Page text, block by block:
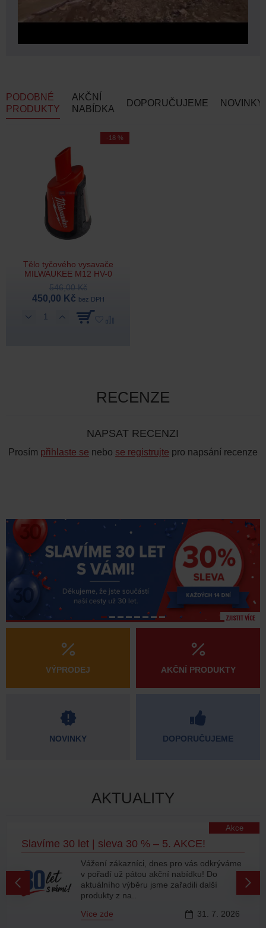
PODOBNÉ
PRODUKTY
AKČNÍ
NABÍDKA
DOPORUČUJEME NOVINKY
-18 %
Tělo tyčového vysavače
MILWAUKEE M12 HV-0
546,00 Kč
450,00 Kč bez DPH
RECENZE
NAPSAT RECENZI
Prosím přihlaste se nebo se registrujte pro napsání recenze
ZJISTIT VÍCE
VÝPRODEJ
NOVINKY
AKČNÍ PRODUKTY
DOPORUČUJEME
AKTUALITY
Slavíme 30 let | sleva 30 % – 5. AKCE!
Akce
31. 7. 2026
Vážení zákazníci, dnes pro vás odkrýváme
v pořadí už pátou akční nabídku! Do
aktuálního výběru jsme zařadili další
produkty z na..
Více zde